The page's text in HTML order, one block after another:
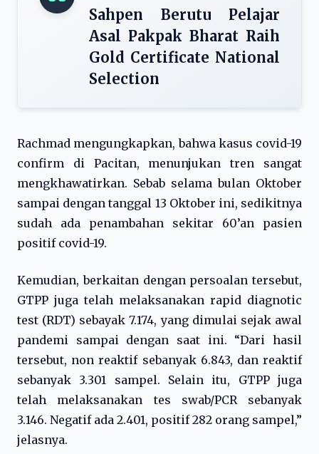
Sahpen Berutu Pelajar
Asal Pakpak Bharat Raih
Gold Certificate National
Selection
Rachmad mengungkapkan, bahwa kasus covid-19
confirm di Pacitan, menunjukan tren sangat
mengkhawatirkan. Sebab selama bulan Oktober
sampai dengan tanggal 13 Oktober ini, sedikitnya
sudah ada penambahan sekitar 60’an pasien
positif covid-19.
Kemudian, berkaitan dengan persoalan tersebut,
GTPP juga telah melaksanakan rapid diagnotic
test (RDT) sebayak 7.174, yang dimulai sejak awal
pandemi sampai dengan saat ini. “Dari hasil
tersebut, non reaktif sebanyak 6.843, dan reaktif
sebanyak 3.301 sampel. Selain itu, GTPP juga
telah melaksanakan tes swab/PCR sebanyak
3.146. Negatif ada 2.401, positif 282 orang sampel,”
jelasnya.